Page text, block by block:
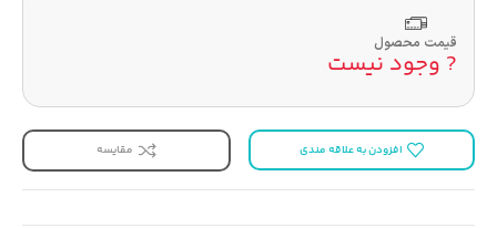
قیمت محصول
? وجود نیست
افزودن به علاقه مندی مقایسه